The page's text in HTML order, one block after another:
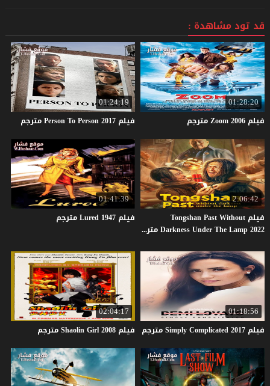
قد تود مشاهدة :
01:28:20
فيلم Zoom2006 مترجم
01:24:19
فيلم PersonToPerson2017 مترجم
2:06:42
فيلم Tongshan Past Without
Darkness Under The Lamp 2022 مترجم
01:41:39
فيلم Lured 1947 مترجم
01:18:56
فيلم SimplyComplicated2017 مترجم
02:04:17
فيلم ShaolinGirl2008 مترجم